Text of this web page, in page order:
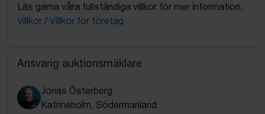
Läs gärna våra fullständiga villkor för mer information:
Villkor / Villkor för företag
Ansvarig auktionsmäklare
Jonas Österberg
Katrineholm, Södermanland